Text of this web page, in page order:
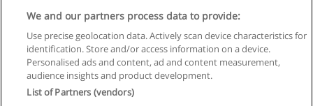
Regulamin
Polityka ochrony danych osobowych
Kontakt z Educaedu
Copyright © Educaedu Business S.L. - CIF : B-95610580: -
We and our partners process data to provide:
Use precise geolocation data. Actively scan device characteristics for
identification. Store and/or access information on a device.
Personalised ads and content, ad and content measurement,
audience insights and product development.
List of Partners (vendors)